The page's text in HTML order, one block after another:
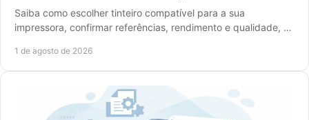
Saiba como escolher tinteiro compatível para a sua
impressora, confirmar referências, rendimento e qualidade, e
1 de agosto de 2026